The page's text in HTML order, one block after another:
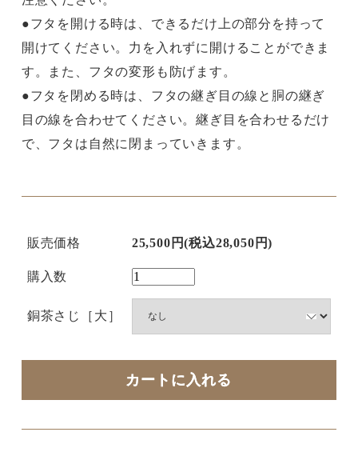
●フタを開ける時は、できるだけ上の部分を持って
開けてください。力を入れずに開けることができま
す。また、フタの変形も防げます。
●フタを閉める時は、フタの継ぎ目の線と胴の継ぎ
目の線を合わせてください。継ぎ目を合わせるだけ
で、フタは自然に閉まっていきます。
販売価格 25,500円(税込28,050円)
購入数
銅茶さじ［大］